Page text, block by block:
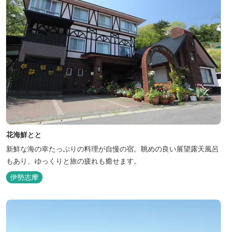
花海鮮とと
新鮮な海の幸たっぷりの料理が自慢の宿。眺めの良い展望露天風呂
もあり、ゆっくりと旅の疲れも癒せます。
伊勢志摩